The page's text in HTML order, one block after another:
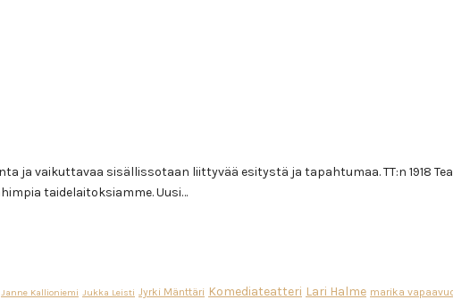
ja vaikuttavaa sisällissotaan liittyvää esitystä ja tapahtumaa. TT:n 1918
taidelaitoksiamme. Uusi…
Janne Kallioniemi Jukka Leisti Jyrki Mänttäri Komediateatteri Lari Halme marika